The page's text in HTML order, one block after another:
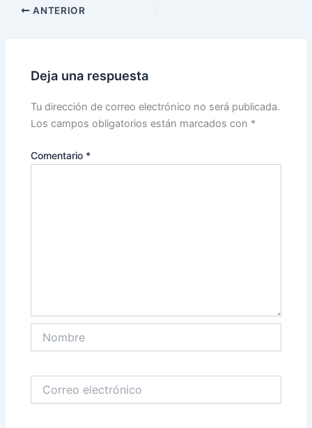
ANTERIOR
Deja una respuesta
Tu dirección de correo electrónico no será publicada.
Los campos obligatorios están marcados con *
Comentario *
electrónico